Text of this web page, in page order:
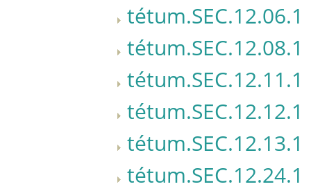
tétum.SEC.12.06.1
tétum.SEC.12.08.1
tétum.SEC.12.11.1
tétum.SEC.12.12.1
tétum.SEC.12.13.1
tétum.SEC.12.24.1